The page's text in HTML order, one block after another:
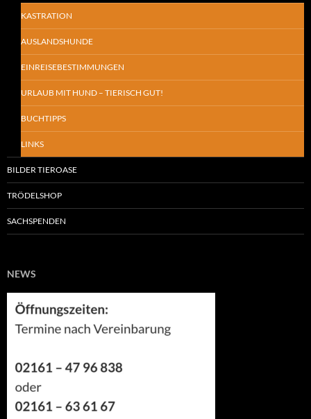
KASTRATION
AUSLANDSHUNDE
EINREISEBESTIMMUNGEN
URLAUB MIT HUND – TIERISCH GUT!
BUCHTIPPS
LINKS
BILDER TIEROASE
TRÖDELSHOP
SACHSPENDEN
NEWS